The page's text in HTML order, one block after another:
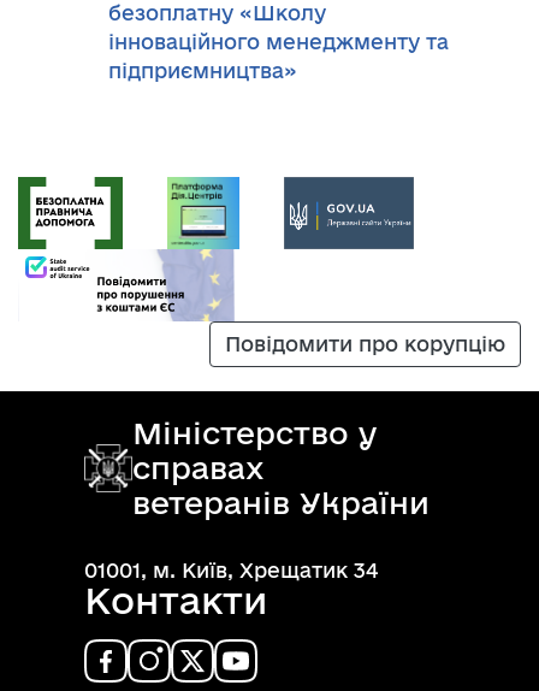
безоплатну «Школу
інноваційного менеджменту та
підприємництва»
Повідомити про корупцію
Міністерство у
справах
ветеранів України
01001, м. Київ, Хрещатик 34
Контакти